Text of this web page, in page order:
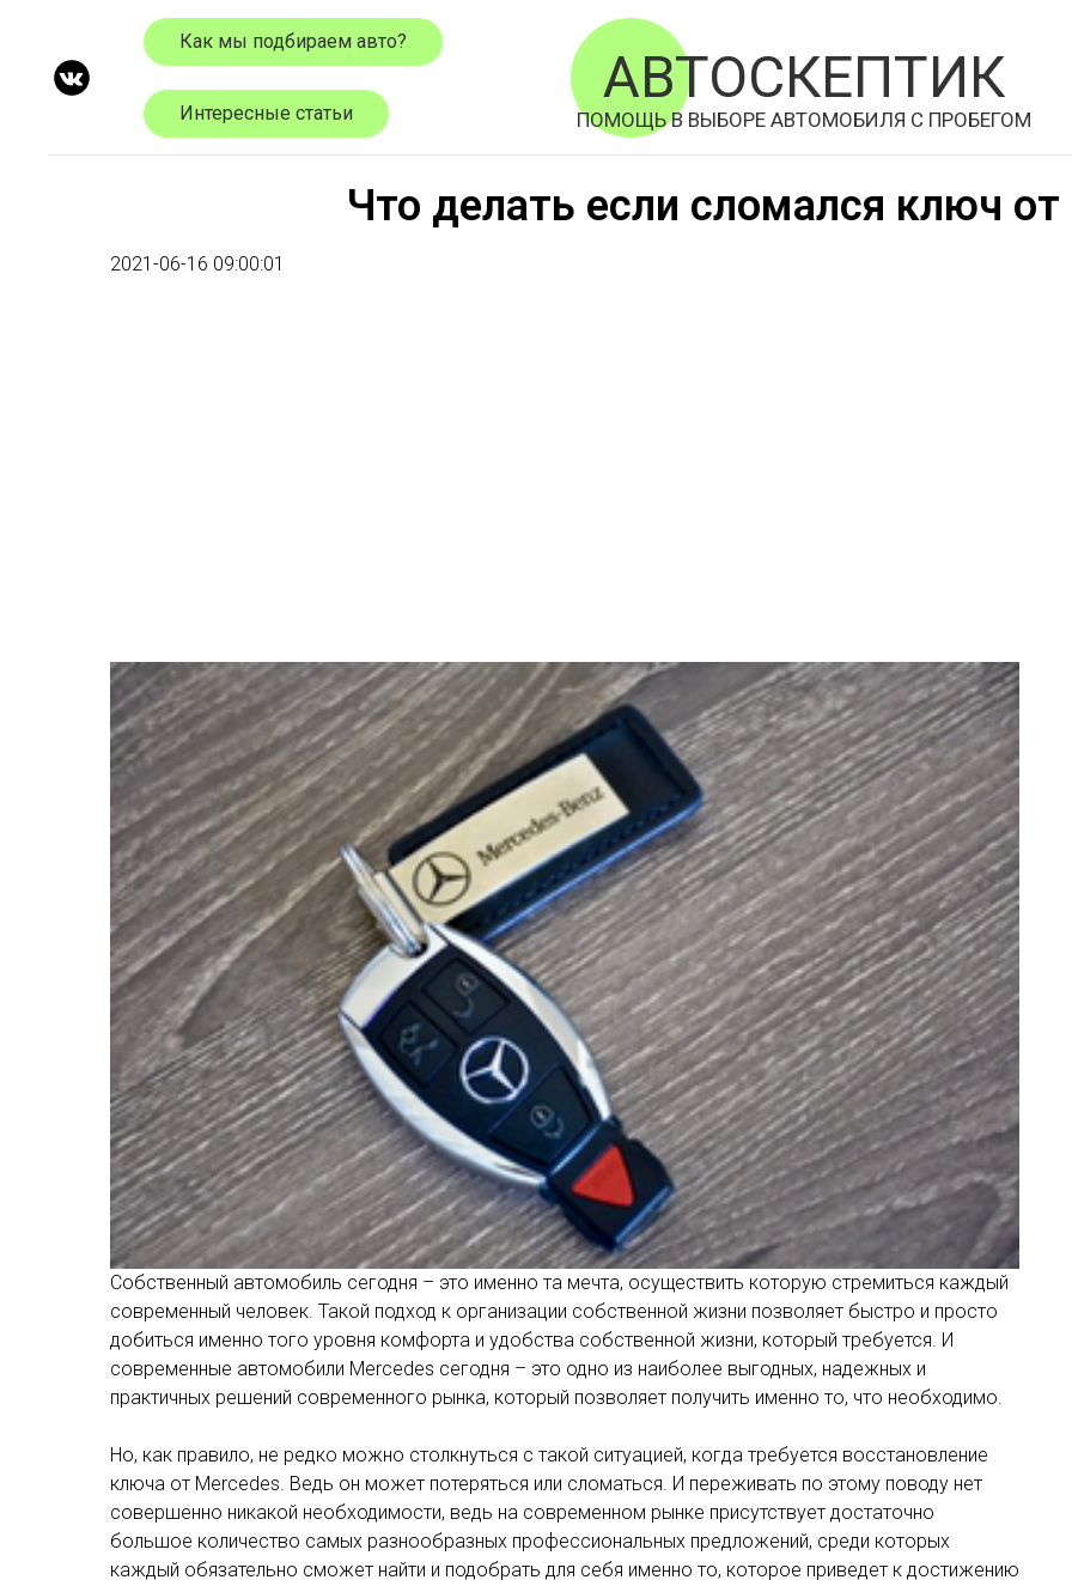
АВТОСКЕПТИК
ПОМОЩЬ В ВЫБОРЕ АВТОМОБИЛЯ С ПРОБЕГОМ
Как мы подбираем авто?
Интересные статьи
Что делать если сломался ключ от
2021-06-16 09:00:01
Собственный автомобиль сегодня – это именно та мечта, осуществить которую стремиться каждый
современный человек. Такой подход к организации собственной жизни позволяет быстро и просто
добиться именно того уровня комфорта и удобства собственной жизни, который требуется. И
современные автомобили Mercedes сегодня – это одно из наиболее выгодных, надежных и
практичных решений современного рынка, который позволяет получить именно то, что необходимо.
Но, как правило, не редко можно столкнуться с такой ситуацией, когда требуется восстановление
ключа от Mercedes. Ведь он может потеряться или сломаться. И переживать по этому поводу нет
совершенно никакой необходимости, ведь на современном рынке присутствует достаточно
большое количество самых разнообразных профессиональных предложений, среди которых
каждый обязательно сможет найти и подобрать для себя именно то, которое приведет к достижению